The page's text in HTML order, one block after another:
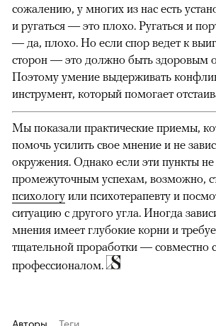
сожалению, у многих из нас есть
и ругаться — это плохо. Ругаться и
— да, плохо. Но если спор ведет к
сторон — это должно быть здоровым
Поэтому умение выдерживать
инструмент, который помогает
Мы показали практические приемы,
помочь усилить свое мнение и не
окружения. Однако если эти пункты не
промежуточным успехам, возможно,
психологу или психотерапевту и
ситуацию с другого угла. Иногда
мнения имеет глубокие корни и
тщательной проработки — совместно с
профессионалом.
Авторы Теги